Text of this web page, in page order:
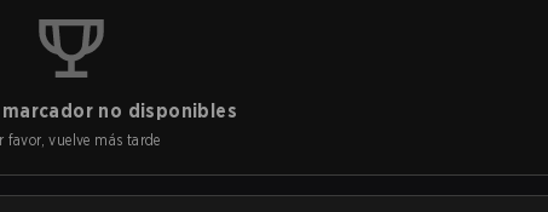
no disponibles
favor, vuelve más tarde